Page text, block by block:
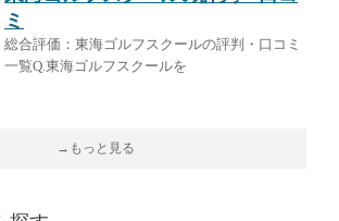
ミ
総合評価：東海ゴルフスクールの評判・口コミ
一覧Q.東海ゴルフスクールを
→もっと見る